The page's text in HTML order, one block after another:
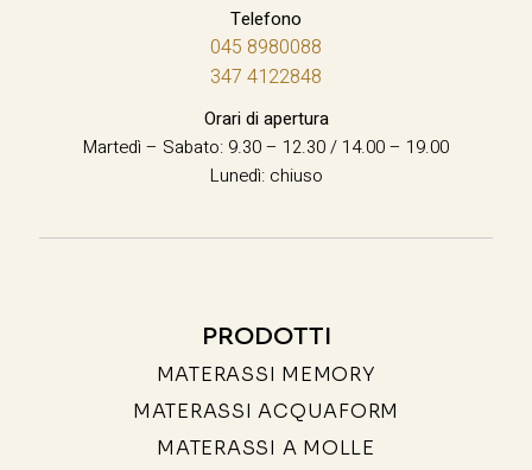
Telefono
045 8980088
347 4122848
Orari di apertura
Martedì – Sabato: 9.30 – 12.30 / 14.00 – 19.00
Lunedì: chiuso
PRODOTTI
MATERASSI MEMORY
MATERASSI ACQUAFORM
MATERASSI A MOLLE